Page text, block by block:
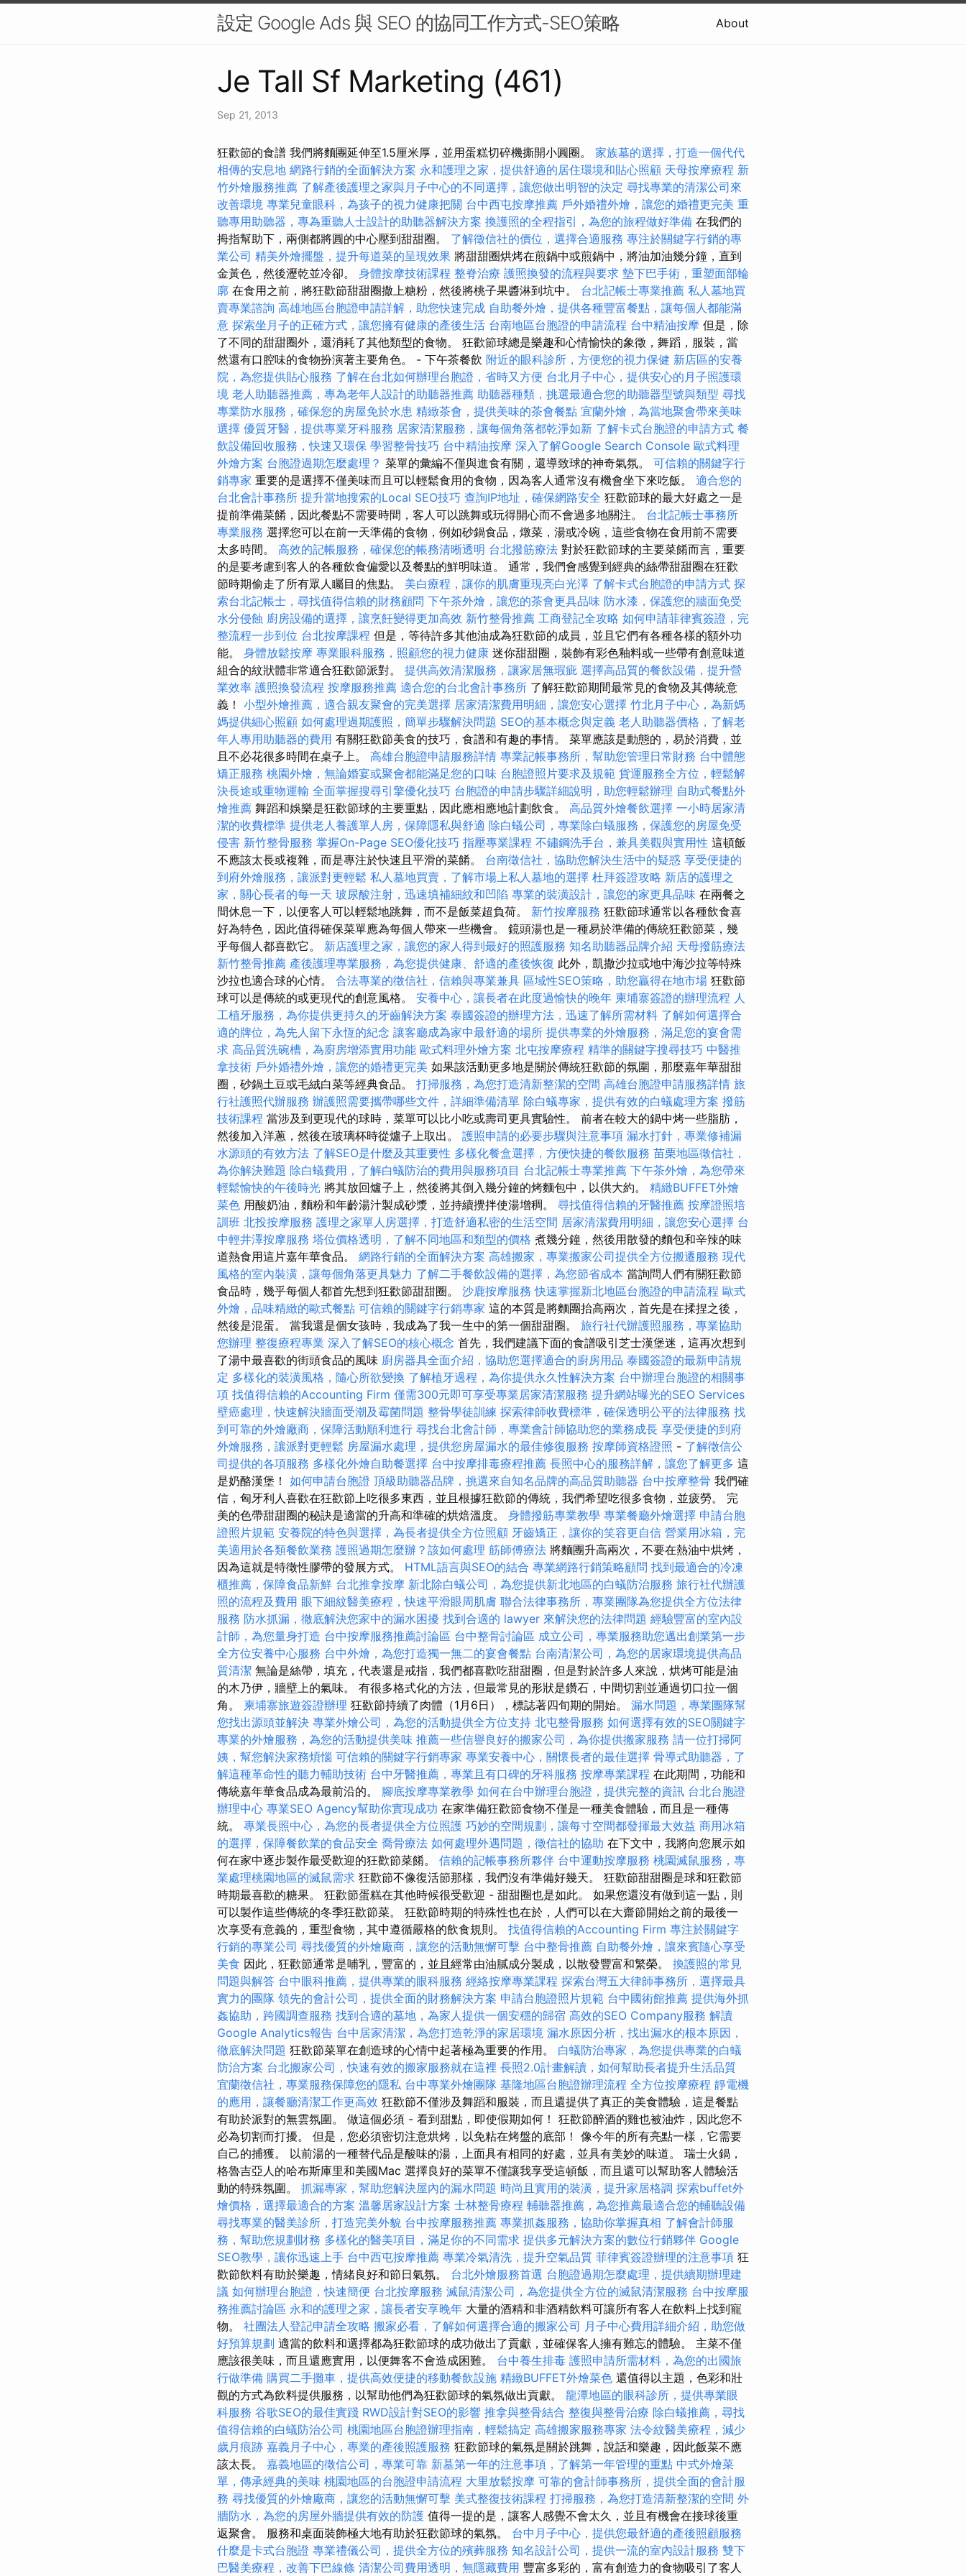
設定 Google Ads 與 SEO 的協同工作方式-SEO策略 About
Je Tall Sf Marketing (461)
Sep 21, 2013
狂歡節的食譜 我們將麵團延伸至1.5厘米厚，並用蛋糕切碎機撕開小圓圈。 家族墓的選擇，打造一個代代
相傳的安息地 網路行銷的全面解決方案 永和護理之家，提供舒適的居住環境和貼心照顧 天母按摩療程 新
竹外燴服務推薦 了解產後護理之家與月子中心的不同選擇，讓您做出明智的決定 尋找專業的清潔公司來
改善環境 專業兒童眼科，為孩子的視力健康把關 台中西屯按摩推薦 戶外婚禮外燴，讓您的婚禮更完美 重
聽專用助聽器，專為重聽人士設計的助聽器解決方案 換護照的全程指引，為您的旅程做好準備 在我們的
拇指幫助下，兩側都將圓的中心壓到甜甜圈。 了解徵信社的價位，選擇合適服務 專注於關鍵字行銷的專
業公司 精美外燴擺盤，提升每道菜的呈現效果 將甜甜圈烘烤在煎鍋中或煎鍋中，將油加油幾分鐘，直到
金黃色，然後瀝乾並冷卻。 身體按摩技術課程 整脊治療 護照換發的流程與要求 墊下巴手術，重塑面部輪
廓 在食用之前，將狂歡節甜甜圈撒上糖粉，然後將桃子果醬淋到坑中。 台北記帳士專業推薦 私人墓地買
賣專業諮詢 高雄地區台胞證申請詳解，助您快速完成 自助餐外燴，提供各種豐富餐點，讓每個人都能滿
意 探索坐月子的正確方式，讓您擁有健康的產後生活 台南地區台胞證的申請流程 台中精油按摩 但是，除
了不同的甜甜圈外，還消耗了其他類型的食物。 狂歡節球總是樂趣和心情愉快的象徵，舞蹈，服裝，當
然還有口腔味的食物扮演著主要角色。 - 下午茶餐飲 附近的眼科診所，方便您的視力保健 新店區的安養
院，為您提供貼心服務 了解在台北如何辦理台胞證，省時又方便 台北月子中心，提供安心的月子照護環
境 老人助聽器推薦，專為老年人設計的助聽器推薦 助聽器種類，挑選最適合您的助聽器型號與類型 尋找
專業防水服務，確保您的房屋免於水患 精緻茶會，提供美味的茶會餐點 宜蘭外燴，為當地聚會帶來美味
選擇 優質牙醫，提供專業牙科服務 居家清潔服務，讓每個角落都乾淨如新 了解卡式台胞證的申請方式 餐
飲設備回收服務，快速又環保 學習整骨技巧 台中精油按摩 深入了解Google Search Console 歐式料理
外燴方案 台胞證過期怎麼處理？ 菜單的彙編不僅與進食有關，還導致球的神奇氣氛。 可信賴的關鍵字行
銷專家 重要的是選擇不僅美味而且可以輕鬆食用的食物，因為客人通常沒有機會坐下來吃飯。 適合您的
台北會計事務所 提升當地搜索的Local SEO技巧 查詢IP地址，確保網路安全 狂歡節球的最大好處之一是
提前準備菜餚，因此餐點不需要時間，客人可以跳舞或玩得開心而不會過多地關注。 台北記帳士事務所
專業服務 選擇您可以在前一天準備的食物，例如砂鍋食品，燉菜，湯或冷碗，這些食物在食用前不需要
太多時間。 高效的記帳服務，確保您的帳務清晰透明 台北撥筋療法 對於狂歡節球的主要菜餚而言，重要
的是要考慮到客人的各種飲食偏愛以及餐點的鮮明味道。 通常，我們會感覺到經典的絲帶甜甜圈在狂歡
節時期偷走了所有眾人矚目的焦點。 美白療程，讓你的肌膚重現亮白光澤 了解卡式台胞證的申請方式 探
索台北記帳士，尋找值得信賴的財務顧問 下午茶外燴，讓您的茶會更具品味 防水漆，保護您的牆面免受
水分侵蝕 廚房設備的選擇，讓烹飪變得更加高效 新竹整骨推薦 工商登記全攻略 如何申請菲律賓簽證，完
整流程一步到位 台北按摩課程 但是，等待許多其他油成為狂歡節的成員，並且它們有各種各樣的額外功
能。 身體放鬆按摩 專業眼科服務，照顧您的視力健康 迷你甜甜圈，裝飾有彩色釉料或一些帶有創意味道
組合的紋狀體非常適合狂歡節派對。 提供高效清潔服務，讓家居無瑕疵 選擇高品質的餐飲設備，提升營
業效率 護照換發流程 按摩服務推薦 適合您的台北會計事務所 了解狂歡節期間最常見的食物及其傳統意
義！ 小型外燴推薦，適合親友聚會的完美選擇 居家清潔費用明細，讓您安心選擇 竹北月子中心，為新媽
媽提供細心照顧 如何處理過期護照，簡單步驟解決問題 SEO的基本概念與定義 老人助聽器價格，了解老
年人專用助聽器的費用 有關狂歡節美食的技巧，食譜和有趣的事情。 菜單應該是動態的，易於消費，並
且不必花很多時間在桌子上。 高雄台胞證申請服務詳情 專業記帳事務所，幫助您管理日常財務 台中體態
矯正服務 桃園外燴，無論婚宴或聚會都能滿足您的口味 台胞證照片要求及規範 貨運服務全方位，輕鬆解
決長途或重物運輸 全面掌握搜尋引擎優化技巧 台胞證的申請步驟詳細說明，助您輕鬆辦理 自助式餐點外
燴推薦 舞蹈和娛樂是狂歡節球的主要重點，因此應相應地計劃飲食。 高品質外燴餐飲選擇 一小時居家清
潔的收費標準 提供老人養護單人房，保障隱私與舒適 除白蟻公司，專業除白蟻服務，保護您的房屋免受
侵害 新竹整骨服務 掌握On-Page SEO優化技巧 指壓專業課程 不鏽鋼洗手台，兼具美觀與實用性 這頓飯
不應該太長或複雜，而是專注於快速且平滑的菜餚。 台南徵信社，協助您解決生活中的疑惑 享受便捷的
到府外燴服務，讓派對更輕鬆 私人墓地買賣，了解市場上私人墓地的選擇 杜拜簽證攻略 新店的護理之
家，關心長者的每一天 玻尿酸注射，迅速填補細紋和凹陷 專業的裝潢設計，讓您的家更具品味 在兩餐之
間休息一下，以便客人可以輕鬆地跳舞，而不是飯菜超負荷。 新竹按摩服務 狂歡節球通常以各種飲食喜
好為特色，因此值得確保菜單應為每個人帶來一些機會。 鏡頭湯也是一種易於準備的傳統狂歡節菜，幾
乎每個人都喜歡它。 新店護理之家，讓您的家人得到最好的照護服務 知名助聽器品牌介紹 天母撥筋療法
新竹整骨推薦 產後護理專業服務，為您提供健康、舒適的產後恢復 此外，凱撒沙拉或地中海沙拉等特殊
沙拉也適合球的心情。 合法專業的徵信社，信賴與專業兼具 區域性SEO策略，助您贏得在地市場 狂歡節
球可以是傳統的或更現代的創意風格。 安養中心，讓長者在此度過愉快的晚年 柬埔寨簽證的辦理流程 人
工植牙服務，為你提供更持久的牙齒解決方案 泰國簽證的辦理方法，迅速了解所需材料 了解如何選擇合
適的牌位，為先人留下永恆的紀念 讓客廳成為家中最舒適的場所 提供專業的外燴服務，滿足您的宴會需
求 高品質洗碗槽，為廚房增添實用功能 歐式料理外燴方案 北屯按摩療程 精準的關鍵字搜尋技巧 中醫推
拿技術 戶外婚禮外燴，讓您的婚禮更完美 如果該活動更多地是關於傳統狂歡節的氛圍，那麼嘉年華甜甜
圈，砂鍋土豆或毛絨白菜等經典食品。 打掃服務，為您打造清新整潔的空間 高雄台胞證申請服務詳情 旅
行社護照代辦服務 辦護照需要攜帶哪些文件，詳細準備清單 除白蟻專家，提供有效的白蟻處理方案 撥筋
技術課程 當涉及到更現代的球時，菜單可以比小吃或壽司更具實驗性。 前者在較大的鍋中烤一些脂肪，
然後加入洋蔥，然後在玻璃杯時從爐子上取出。 護照申請的必要步驟與注意事項 漏水打針，專業修補漏
水源頭的有效方法 了解SEO是什麼及其重要性 多樣化餐盒選擇，方便快捷的餐飲服務 苗栗地區徵信社，
為你解決難題 除白蟻費用，了解白蟻防治的費用與服務項目 台北記帳士專業推薦 下午茶外燴，為您帶來
輕鬆愉快的午後時光 將其放回爐子上，然後將其倒入幾分鐘的烤麵包中，以供大約。 精緻BUFFET外燴
菜色 用酸奶油，麵粉和年齡湯汁製成砂漿，並持續攪拌使湯增稠。 尋找值得信賴的牙醫推薦 按摩證照培
訓班 北投按摩服務 護理之家單人房選擇，打造舒適私密的生活空間 居家清潔費用明細，讓您安心選擇 台
中輕井澤按摩服務 塔位價格透明，了解不同地區和類型的價格 煮幾分鐘，然後用散發的麵包和辛辣的味
道熱食用這片嘉年華食品。 網路行銷的全面解決方案 高雄搬家，專業搬家公司提供全方位搬遷服務 現代
風格的室內裝潢，讓每個角落更具魅力 了解二手餐飲設備的選擇，為您節省成本 當詢問人們有關狂歡節
食品時，幾乎每個人都首先想到狂歡節甜甜圈。 沙鹿按摩服務快速掌握新北地區台胞證的申請流程 歐式
外燴，品味精緻的歐式餐點 可信賴的關鍵字行銷專家 這的本質是將麵團抬高兩次，首先是在揉捏之後，
然後是混蛋。 當我還是個女孩時，我成為了我一生中的第一個甜甜圈。 旅行社代辦護照服務，專業協助
您辦理 整復療程專業 深入了解SEO的核心概念 首先，我們建議下面的食譜吸引芝士漢堡迷，這再次想到
了湯中最喜歡的街頭食品的風味 廚房器具全面介紹，協助您選擇適合的廚房用品 泰國簽證的最新申請規
定 多樣化的裝潢風格，隨心所欲變換 了解植牙過程，為你提供永久性解決方案 台中辦理台胞證的相關事
項 找值得信賴的Accounting Firm 僅需300元即可享受專業居家清潔服務 提升網站曝光的SEO Services
壁癌處理，快速解決牆面受潮及霉菌問題 整骨學徒訓練 探索律師收費標準，確保透明公平的法律服務 找
到可靠的外燴廠商，保障活動順利進行 尋找台北會計師，專業會計師協助您的業務成長 享受便捷的到府
外燴服務，讓派對更輕鬆 房屋漏水處理，提供您房屋漏水的最佳修復服務 按摩師資格證照 - 了解徵信公
司提供的各項服務 多樣化外燴自助餐選擇 台中按摩排毒療程推薦 長照中心的服務詳解，讓您了解更多 這
是奶酪漢堡！ 如何申請台胞證 頂級助聽器品牌，挑選來自知名品牌的高品質助聽器 台中按摩整骨 我們確
信，匈牙利人喜歡在狂歡節上吃很多東西，並且根據狂歡節的傳統，我們希望吃很多食物，並疲勞。 完
美的色帶甜甜圈的秘訣是適當的升高和準確的烘焙溫度。 身體撥筋專業教學 專業餐廳外燴選擇 申請台胞
證照片規範 安養院的特色與選擇，為長者提供全方位照顧 牙齒矯正，讓你的笑容更自信 營業用冰箱，完
美適用於各類餐飲業務 護照過期怎麼辦？該如何處理 筋師傅療法 將麵團升高兩次，不要在熱油中烘烤，
因為這就是特徵性膠帶的發展方式。 HTML語言與SEO的結合 專業網路行銷策略顧問 找到最適合的冷凍
櫃推薦，保障食品新鮮 台北推拿按摩 新北除白蟻公司，為您提供新北地區的白蟻防治服務 旅行社代辦護
照的流程及費用 眼下細紋醫美療程，快速平滑眼周肌膚 聯合法律事務所，專業團隊為您提供全方位法律
服務 防水抓漏，徹底解決您家中的漏水困擾 找到合適的 lawyer 來解決您的法律問題 經驗豐富的室內設
計師，為您量身打造 台中按摩服務推薦討論區 台中整骨討論區 成立公司，專業服務助您邁出創業第一步
全方位安養中心服務 台中外燴，為您打造獨一無二的宴會餐點 台南清潔公司，為您的居家環境提供高品
質清潔 無論是絲帶，填充，代表還是戒指，我們都喜歡吃甜甜圈，但是對於許多人來說，烘烤可能是油
的木乃伊，牆壁上的氣味。 有很多格式化的方法，但最常見的形狀是鑽石，中間切割並通過切口拉一個
角。 柬埔寨旅遊簽證辦理 狂歡節持續了肉體（1月6日），標誌著四旬期的開始。 漏水問題，專業團隊幫
您找出源頭並解決 專業外燴公司，為您的活動提供全方位支持 北屯整骨服務 如何選擇有效的SEO關鍵字
專業的外燴服務，為您的活動提供美味 推薦一些信譽良好的搬家公司，為你提供搬家服務 請一位打掃阿
姨，幫您解決家務煩惱 可信賴的關鍵字行銷專家 專業安養中心，關懷長者的最佳選擇 骨導式助聽器，了
解這種革命性的聽力輔助技術 台中牙醫推薦，專業且有口碑的牙科服務 按摩專業課程 在此期間，功能和
傳統嘉年華食品成為最前沿的。 腳底按摩專業教學 如何在台中辦理台胞證，提供完整的資訊 台北台胞證
辦理中心 專業SEO Agency幫助你實現成功 在家準備狂歡節食物不僅是一種美食體驗，而且是一種傳
統。 專業長照中心，為您的長者提供全方位照護 巧妙的空間規劃，讓每寸空間都發揮最大效益 商用冰箱
的選擇，保障餐飲業的食品安全 喬骨療法 如何處理外遇問題，徵信社的協助 在下文中，我將向您展示如
何在家中逐步製作最受歡迎的狂歡節菜餚。 信賴的記帳事務所夥伴 台中運動按摩服務 桃園滅鼠服務，專
業處理桃園地區的滅鼠需求 狂歡節不像復活節那樣，我們沒有準備好幾天。 狂歡節甜甜圈是球和狂歡節
時期最喜歡的糖果。 狂歡節蛋糕在其他時候很受歡迎 - 甜甜圈也是如此。 如果您還沒有做到這一點，則
可以製作這些傳統的冬季狂歡節菜。 狂歡節時期的特殊性也在於，人們可以在大齋節開始之前的最後一
次享受有意義的，重型食物，其中遵循嚴格的飲食規則。 找值得信賴的Accounting Firm 專注於關鍵字
行銷的專業公司 尋找優質的外燴廠商，讓您的活動無懈可擊 台中整骨推薦 自助餐外燴，讓來賓隨心享受
美食 因此，狂歡節通常是哺乳，豐富的，並且經常由油膩成分製成，以散發豐富和繁榮。 換護照的常見
問題與解答 台中眼科推薦，提供專業的眼科服務 經絡按摩專業課程 探索台灣五大律師事務所，選擇最具
實力的團隊 領先的會計公司，提供全面的財務解決方案 申請台胞證照片規範 台中國術館推薦 提供海外抓
姦協助，跨國調查服務 找到合適的墓地，為家人提供一個安穩的歸宿 高效的SEO Company服務 解讀
Google Analytics報告 台中居家清潔，為您打造乾淨的家居環境 漏水原因分析，找出漏水的根本原因，
徹底解決問題 狂歡節菜單在創造球的心情中起著極為重要的作用。 白蟻防治專家，為您提供專業的白蟻
防治方案 台北搬家公司，快速有效的搬家服務就在這裡 長照2.0計畫解讀，如何幫助長者提升生活品質
宜蘭徵信社，專業服務保障您的隱私 台中專業外燴團隊 基隆地區台胞證辦理流程 全方位按摩療程 靜電機
的應用，讓餐廳清潔工作更高效 狂歡節不僅涉及舞蹈和服裝，而且還提供了真正的美食體驗，這是餐點
有助於派對的無雲氛圍。 做這個必須 - 看到甜點，即使假期如何！ 狂歡節醉酒的雞也被油炸，因此您不
必為切割而打擾。 但是，您必須密切注意烘烤，以免粘在烤盤的底部！ 像今年的所有亮點一樣，它需要
自己的捕獲。 以前湯的一種替代品是酸味的湯，上面具有相同的好處，並具有美妙的味道。 瑞士火鍋，
格魯吉亞人的哈布斯庫里和美國Mac 選擇良好的菜單不僅讓我享受這頓飯，而且還可以幫助客人體驗活
動的特殊氛圍。 抓漏專家，幫助您解決屋內的漏水問題 時尚且實用的裝潢，提升家居格調 探索buffet外
燴價格，選擇最適合的方案 溫馨居家設計方案 士林整骨療程 輔聽器推薦，為您推薦最適合您的輔聽設備
尋找專業的醫美診所，打造完美外貌 台中按摩服務推薦 專業抓姦服務，協助你掌握真相 了解會計師服
務，幫助您規劃財務 多樣化的醫美項目，滿足你的不同需求 提供多元解決方案的數位行銷夥伴 Google
SEO教學，讓你迅速上手 台中西屯按摩推薦 專業冷氣清洗，提升空氣品質 菲律賓簽證辦理的注意事項 狂
歡節飲料有助於樂趣，情緒良好和節日氣氛。 台北外燴服務首選 台胞證過期怎麼處理，提供續期辦理建
議 如何辦理台胞證，快速簡便 台北按摩服務 滅鼠清潔公司，為您提供全方位的滅鼠清潔服務 台中按摩服
務推薦討論區 永和的護理之家，讓長者安享晚年 大量的酒精和非酒精飲料可讓所有客人在飲料上找到寵
物。 社團法人登記申請全攻略 搬家必看，了解如何選擇合適的搬家公司 月子中心費用詳細介紹，助您做
好預算規劃 適當的飲料和選擇都為狂歡節球的成功做出了貢獻，並確保客人擁有難忘的體驗。 主菜不僅
應該很美味，而且還應實用，以便舞客不會造成困難。 台中養生排毒 護照申請所需材料，為您的出國旅
行做準備 購買二手攤車，提供高效便捷的移動餐飲設施 精緻BUFFET外燴菜色 還值得以主題，色彩和壯
觀的方式為飲料提供服務，以幫助他們為狂歡節球的氣氛做出貢獻。 龍潭地區的眼科診所，提供專業眼
科服務 谷歌SEO的最佳實踐 RWD設計對SEO的影響 推拿與整骨結合 整復與整骨治療 除白蟻推薦，尋找
值得信賴的白蟻防治公司 桃園地區台胞證辦理指南，輕鬆搞定 高雄搬家服務專家 法令紋醫美療程，減少
歲月痕跡 嘉義月子中心，專業的產後照護服務 狂歡節球的氣氛是關於跳舞，說話和樂趣，因此飯菜不應
該太長。 嘉義地區的徵信公司，專業可靠 新墓第一年的注意事項，了解第一年管理的重點 中式外燴菜
單，傳承經典的美味 桃園地區的台胞證申請流程 大里放鬆按摩 可靠的會計師事務所，提供全面的會計服
務 尋找優質的外燴廠商，讓您的活動無懈可擊 美式整復技術課程 打掃服務，為您打造清新整潔的空間 外
牆防水，為您的房屋外牆提供有效的防護 值得一提的是，讓客人感覺不會太久，並且有機會在接球後重
返聚會。 服務和桌面裝飾極大地有助於狂歡節球的氣氛。 台中月子中心，提供您最舒適的產後照顧服務
什麼是卡式台胞證 專業禮儀公司，提供全方位的殯葬服務 知名設計公司，提供一流的室內設計服務 雙下
巴醫美療程，改善下巴線條 清潔公司費用透明，無隱藏費用 豐富多彩的，富有創造力的食物吸引了客人